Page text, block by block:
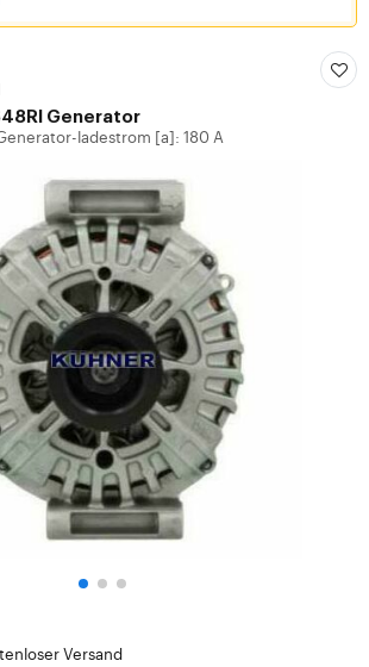
Generator
ladestrom [a]: 180 A
Versand